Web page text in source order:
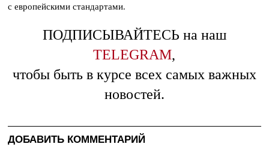
с европейскими стандартами.
ПОДПИСЫВАЙТЕСЬ на наш
TELEGRAM,
чтобы быть в курсе всех самых важных
новостей.
ДОБАВИТЬ КОММЕНТАРИЙ